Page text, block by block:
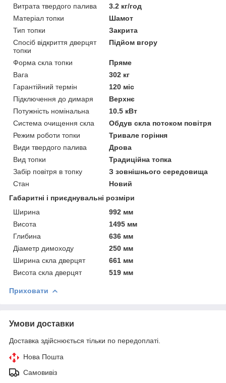
Витрата твердого палива
3.2 кг/год
Матеріал топки
Шамот
Тип топки
Закрита
Спосіб відкриття дверцят
топки
Підйом вгору
Форма скла топки
Пряме
Вага
302 кг
Гарантійний термін
120 міс
Підключення до димаря
Верхнє
Потужність номінальна
10.5 кВт
Система очищення скла
Обдув скла потоком повітря
Режим роботи топки
Тривале горіння
Види твердого палива
Дрова
Вид топки
Традиційна топка
Забір повітря в топку
З зовнішнього середовища
Стан
Новий
Габаритні і приєднувальні розміри
Ширина
992 мм
Висота
1495 мм
Глибина
636 мм
Діаметр димоходу
250 мм
Ширина скла дверцят
661 мм
Висота скла дверцят
519 мм
Приховати
Умови доставки
Доставка здійснюється тільки по передоплаті.
Нова Пошта
Самовивіз